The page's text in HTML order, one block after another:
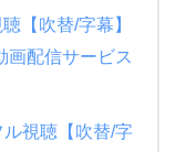
【吹替/字幕】
画配信サービス
視聴【吹替/字